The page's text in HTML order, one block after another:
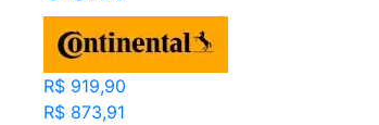
R$ 919,90
R$ 873,91